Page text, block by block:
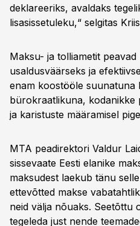
deklareeriks, avaldaks
lisasissetuleku,“ selgitas
Maksu- ja tolliametit peavad
usaldusväärseks ja
enam koostööle suunatuna
bürokraatlikuna, kodanikke
ja karistuste määramisel
MTA peadirektori Valdur
sissevaate Eesti elanike
maksudest laekub tänu
ettevõtted makse
neid välja nõuaks. Seetõttu
tegeleda just nende